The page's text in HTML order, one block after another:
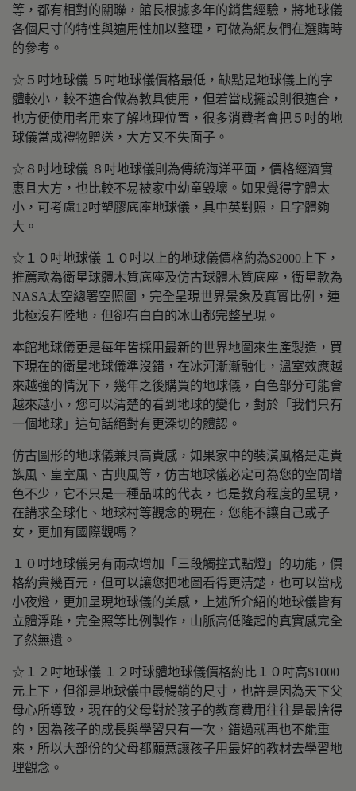
等，都有相對的關聯，館長根據多年的銷售經驗，將地球儀
各個尺寸的特性與適用性加以整理，可做為網友們在選購時
的參考。
☆５吋地球儀 ５吋地球儀價格最低，缺點是地球儀上的字
體較小，較不適合做為教具使用，但若當成擺設則很適合，
也方便使用者用來了解地理位置，很多消費者會把５吋的地
球儀當成禮物贈送，大方又不失面子。
☆８吋地球儀 ８吋地球儀則為傳統海洋平面，價格經濟實
惠且大方，也比較不易被家中幼童毀壞。如果覺得字體太
小，可考慮12吋塑膠底座地球儀，具中英對照，且字體夠
大。
☆１０吋地球儀 １０吋以上的地球儀價格約為$2000上下，
推薦款為衛星球體木質底座及仿古球體木質底座，衛星款為
NASA太空總署空照圖，完全呈現世界景象及真實比例，連
北極沒有陸地，但卻有白白的冰山都完整呈現。
本館地球儀更是每年皆採用最新的世界地圖來生產製造，買
下現在的衛星地球儀準沒錯，在冰河漸漸融化，溫室效應越
來越強的情況下，幾年之後購買的地球儀，白色部分可能會
越來越小，您可以清楚的看到地球的變化，對於「我們只有
一個地球」這句話絕對有更深切的體認。
仿古圖形的地球儀兼具高貴感，如果家中的裝潢風格是走貴
族風、皇室風、古典風等，仿古地球儀必定可為您的空間增
色不少，它不只是一種品味的代表，也是教育程度的呈現，
在講求全球化、地球村等觀念的現在，您能不讓自己或子
女，更加有國際觀嗎？
１０吋地球儀另有兩款增加「三段觸控式點燈」的功能，價
格約貴幾百元，但可以讓您把地圖看得更清楚，也可以當成
小夜燈，更加呈現地球儀的美感，上述所介紹的地球儀皆有
立體浮雕，完全照等比例製作，山脈高低隆起的真實感完全
了然無遺。
☆１２吋地球儀 １２吋球體地球儀價格約比１０吋高$1000
元上下，但卻是地球儀中最暢銷的尺寸，也許是因為天下父
母心所導致，現在的父母對於孩子的教育費用往往是最捨得
的，因為孩子的成長與學習只有一次，錯過就再也不能重
來，所以大部份的父母都願意讓孩子用最好的教材去學習地
理觀念。